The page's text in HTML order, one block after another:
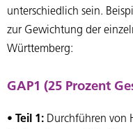
unterschiedlich sein.
zur Gewichtung der
Württemberg:
GAP1 (25 Prozent
• Teil 1: Durchführen von